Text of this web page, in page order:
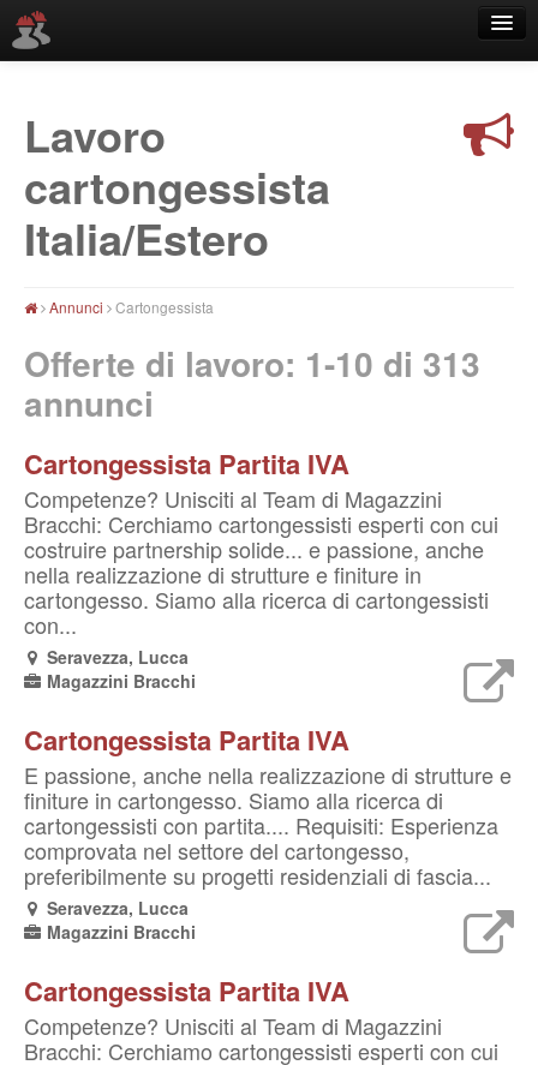
Località
Lavoro
cartongessista
Italia/Estero
Annunci Cartongessista
Offerte di lavoro: 1-10 di 313
annunci
Cartongessista Partita IVA
Competenze? Unisciti al Team di Magazzini
Bracchi: Cerchiamo cartongessisti esperti con cui
costruire partnership solide... e passione, anche
nella realizzazione di strutture e finiture in
cartongesso. Siamo alla ricerca di cartongessisti
con...
Seravezza, Lucca
Magazzini Bracchi
Cartongessista Partita IVA
E passione, anche nella realizzazione di strutture e
finiture in cartongesso. Siamo alla ricerca di
cartongessisti con partita.... Requisiti: Esperienza
comprovata nel settore del cartongesso,
preferibilmente su progetti residenziali di fascia...
Seravezza, Lucca
Magazzini Bracchi
Cartongessista Partita IVA
Competenze? Unisciti al Team di Magazzini
Bracchi: Cerchiamo cartongessisti esperti con cui